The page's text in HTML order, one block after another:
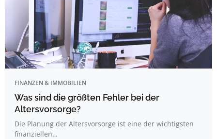
FINANZEN & IMMOBILIEN
Was sind die größten Fehler bei der
Altersvorsorge?
Die Planung der Altersvorsorge ist eine der wichtigsten
finanziellen…